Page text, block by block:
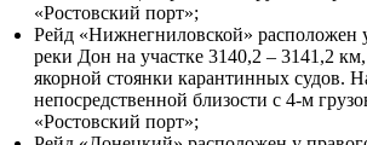
«Ростовский порт»;
Рейд «Нижнегниловской» расположен
реки Дон на участке 3140,2 – 3141,2
якорной стоянки карантинных судов.
непосредственной близости с 4-м
«Ростовский порт»;